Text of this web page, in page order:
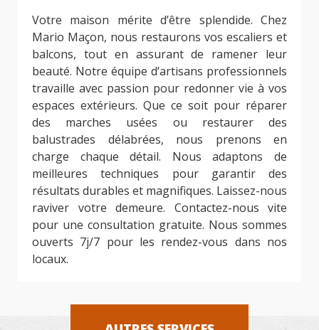
Votre maison mérite d’être splendide. Chez
Mario Maçon, nous restaurons vos escaliers et
balcons, tout en assurant de ramener leur
beauté. Notre équipe d’artisans professionnels
travaille avec passion pour redonner vie à vos
espaces extérieurs. Que ce soit pour réparer
des marches usées ou restaurer des
balustrades délabrées, nous prenons en
charge chaque détail. Nous adaptons de
meilleures techniques pour garantir des
résultats durables et magnifiques. Laissez-nous
raviver votre demeure. Contactez-nous vite
pour une consultation gratuite. Nous sommes
ouverts 7j/7 pour les rendez-vous dans nos
locaux.